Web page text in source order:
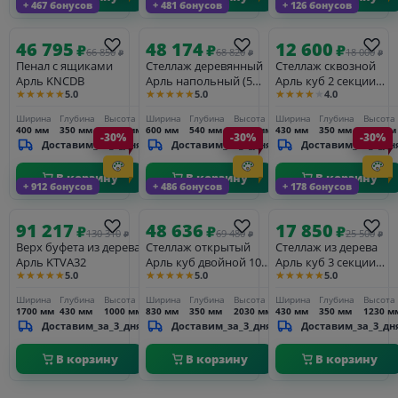
+ 467 бонусов
46 795₽66 850 ₽
Пенал с ящиками
Арль KNCDB
★★★★★5.0
Ширина
400 мм
Глубина
350 мм
Высота
1800 мм
Доставим_за_3_дня
В корзину
+ 481 бонусов
48 174₽68 820 ₽
Стеллаж деревянный
Арль напольный (5
полок) KR02
★★★★★5.0
Ширина
600 мм
Глубина
540 мм
Высота
1850 мм
Доставим_за_3_дня
В корзину
+ 126 бонусов
12 600₽18 000 ₽
Стеллаж сквозной
Арль куб 2 секции
KCC2
★★★★★ 4.0
Ширина
430 мм
Глубина
350 мм
Высота
830 мм
В корзину
+ 912 бонусов
-30%
91 217₽130 310 ₽
Верх буфета из дерева
Арль KTVA32
★★★★★5.0
Ширина
1700 мм
Глубина
430 мм
Высота
1000 мм
Доставим_за_3_дня
В корзину
+ 486 бонусов
-30%
48 636₽69 480 ₽
Стеллаж открытый
Арль куб двойной 10
секций KCC10
★★★★★5.0
Ширина
830 мм
Глубина
350 мм
Высота
2030 мм
Доставим_за_3_дня
В корзину
+ 178 бонусов
-30%
17 850₽25 500 ₽
Стеллаж из дерева
Арль куб 3 секции
KCC3
★★★★★5.0
Ширина
430 мм
Глубина
350 мм
Высота
1230
В корзину